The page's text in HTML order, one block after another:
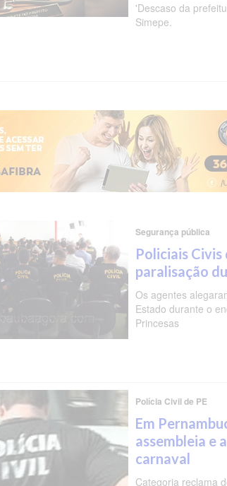
'Descaso da
Simepe.
Segurança pública
Policiais Civis
paralisação
Os agentes
Estado durante o
Princesas
Polícia Civil de PE
Em
assembleia e
carnaval
Categoria reclama